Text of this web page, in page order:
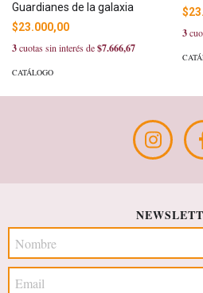
Guardianes de la galaxia
$23.000,00
3cuotas sin interés de$7.666,67
CATÁLOGO
3